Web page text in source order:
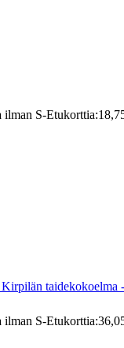
ilman S-Etukorttia:
ilman S-Etukorttia: